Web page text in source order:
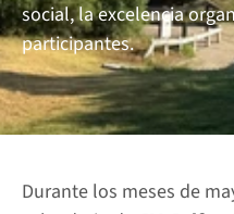
social, la excelencia
participantes.
Durante los meses de